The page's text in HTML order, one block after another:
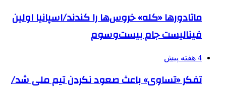
ماتادورها «کله» خروس‌ها را کندند/اسپانیا اولین
فینالیست جام بیست‌وسوم
4 هفته پیش
تفکر «تساوی» باعث صعود نکردن تیم ملی شد/